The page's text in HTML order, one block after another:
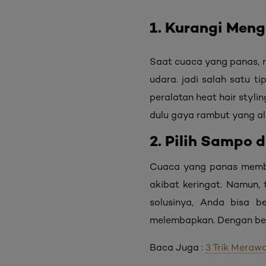
1. Kurangi
Saat cuaca yang panas,
udara. jadi salah satu
peralatan heat hair
dulu gaya rambut yang
2. Pilih Sampo
Cuaca yang panas
akibat keringat. Namun,
solusinya, Anda bisa
melembapkan. Dengan
Baca Juga : 3 Trik